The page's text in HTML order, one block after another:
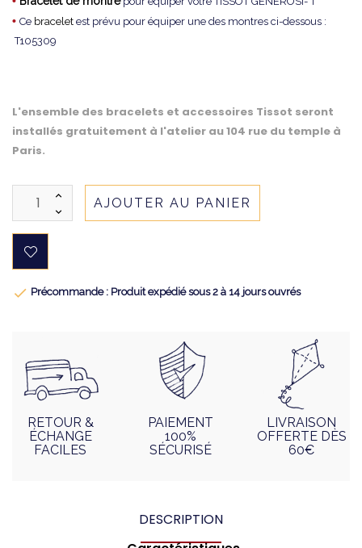
• Ce bracelet est prévu pour équiper une des montres ci-dessous :
T105309
L'ensemble des bracelets et accessoires Tissot seront
installés gratuitement à l'atelier au 104 rue du temple à
Paris.
AJOUTER AU PANIER
 Précommande : Produit expédié sous 2 à 14 jours ouvrés
RETOUR &
ÉCHANGE
FACILES
PAIEMENT
100%
SÉCURISÉ
LIVRAISON
OFFERTE DÈS
60€
DESCRIPTION